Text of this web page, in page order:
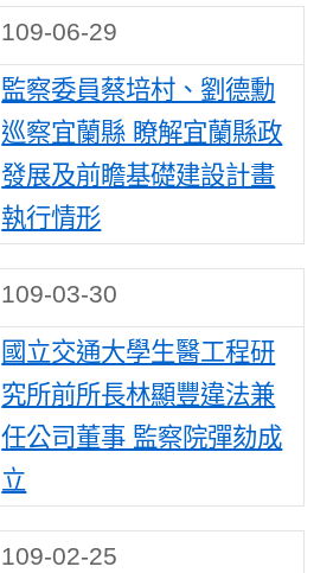
109-06-29
監察委員蔡培村、劉德勳
巡察宜蘭縣 瞭解宜蘭縣政
發展及前瞻基礎建設計畫
執行情形
109-03-30
國立交通大學生醫工程研
究所前所長林顯豐違法兼
任公司董事 監察院彈劾成
立
109-02-25